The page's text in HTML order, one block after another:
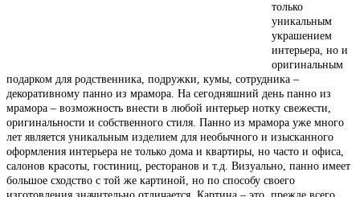
только
уникальным
украшением
интерьера, но и
оригинальным
подарком для родственника, подружки, кумы, сотрудника –
декоративному панно из мрамора. На сегодняшний день панно из
мрамора – возможность внести в любой интерьер нотку свежести,
оригинальности и собственного стиля. Панно из мрамора уже много
лет является уникальным изделием для необычного и изысканного
оформления интерьера не только дома и квартиры, но часто и офиса,
салонов красоты, гостиниц, ресторанов и т.д. Визуально, панно имеет
большое сходство с той же картиной, но по способу своего